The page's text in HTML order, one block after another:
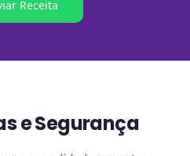
Receita
e Segurança